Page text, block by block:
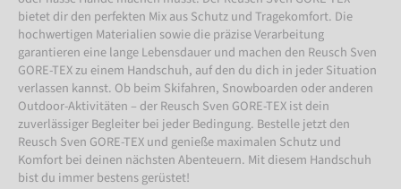
bietet dir den perfekten Mix aus Schutz und Tragekomfort. Die
hochwertigen Materialien sowie die präzise Verarbeitung
garantieren eine lange Lebensdauer und machen den Reusch Sven
GORE-TEX zu einem Handschuh, auf den du dich in jeder Situation
verlassen kannst. Ob beim Skifahren, Snowboarden oder anderen
Outdoor-Aktivitäten – der Reusch Sven GORE-TEX ist dein
zuverlässiger Begleiter bei jeder Bedingung. Bestelle jetzt den
Reusch Sven GORE-TEX und genieße maximalen Schutz und
Komfort bei deinen nächsten Abenteuern. Mit diesem Handschuh
bist du immer bestens gerüstet!